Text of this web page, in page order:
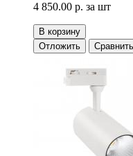
4 850.00 р. за шт
В корзину
Отложить
Сравнить